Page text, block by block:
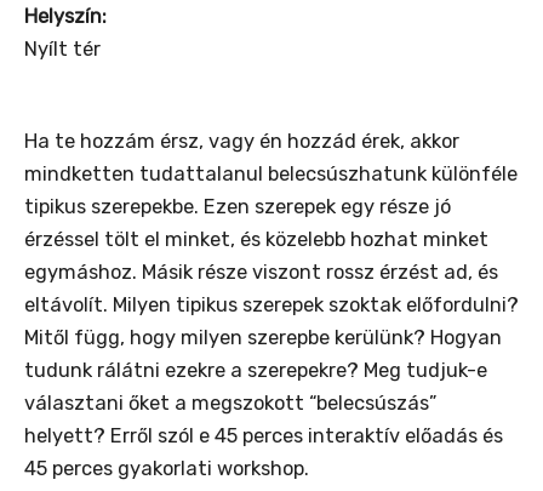
Helyszín:
Nyílt tér
Ha te hozzám érsz, vagy én hozzád érek, akkor
mindketten tudattalanul belecsúszhatunk különféle
tipikus szerepekbe. Ezen szerepek egy része jó
érzéssel tölt el minket, és közelebb hozhat minket
egymáshoz. Másik része viszont rossz érzést ad, és
eltávolít. Milyen tipikus szerepek szoktak előfordulni?
Mitől függ, hogy milyen szerepbe kerülünk? Hogyan
tudunk rálátni ezekre a szerepekre? Meg tudjuk-e
választani őket a megszokott “belecsúszás”
helyett? Erről szól e 45 perces interaktív előadás és
45 perces gyakorlati workshop.